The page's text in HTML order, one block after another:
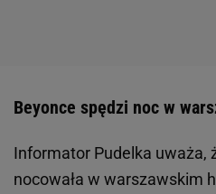
Beyonce spędzi noc w
Informator Pudelka uważa,
nocowała w warszawskim